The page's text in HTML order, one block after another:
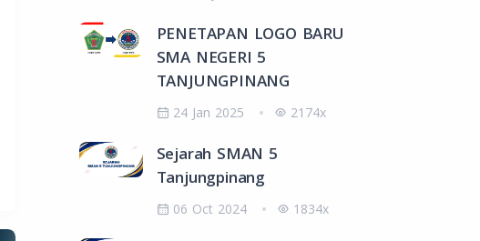
PENETAPAN LOGO BARU
SMA NEGERI 5
TANJUNGPINANG
24 Jan 2025 2174x
Sejarah SMAN 5
Tanjungpinang
06 Oct 2024 1834x